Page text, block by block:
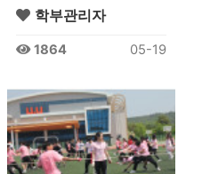
학부관리자
1864 05-19